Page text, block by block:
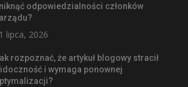
odpowiedzialności członków
lipca, 2026
rozpoznać, że artykuł blogowy stracił
i wymaga ponownej